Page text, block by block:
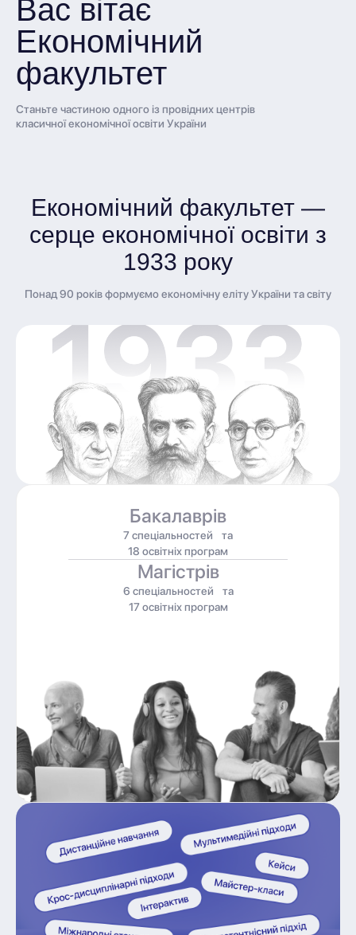
Вас вітає
Економічний
факультет
Станьте частиною одного із провідних центрів
класичної економічної освіти України
Економічний факультет —
серце економічної освіти з
1933 року
Понад 90 років формуємо економічну еліту України та світу
Бакалаврів
7 спеціальностей та
18 освітніх програм
Магістрів
6 спеціальностей та
17 освітніх програм